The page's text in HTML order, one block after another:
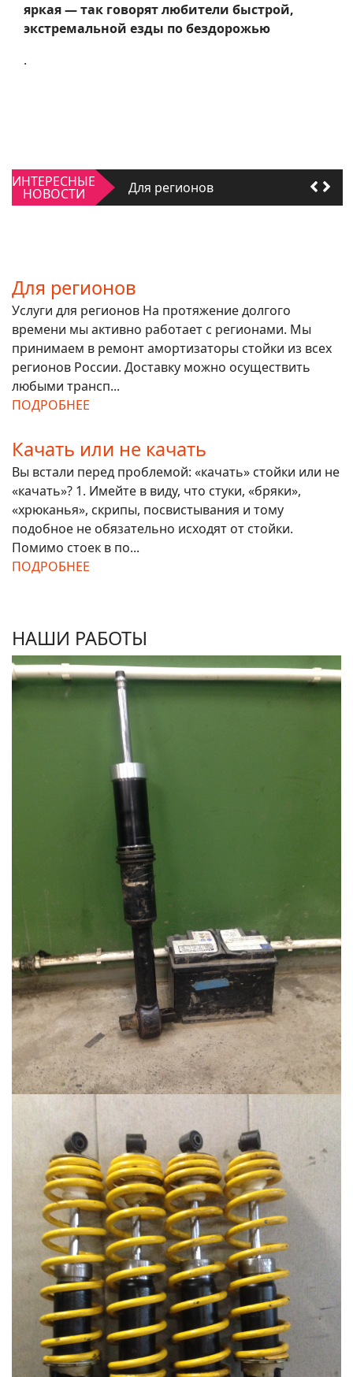
яркая — так говорят любители быстрой,
экстремальной езды по бездорожью
.
ИНТЕРЕСНЫЕ
НОВОСТИ Для регионов
Для регионов
Услуги для регионов На протяжение долгого
времени мы активно работает с регионами. Мы
принимаем в ремонт амортизаторы стойки из всех
регионов России. Доставку можно осуществить
любыми трансп...
ПОДРОБНЕЕ
Качать или не качать
Вы встали перед проблемой: «качать» стойки или не
«качать»? 1. Имейте в виду, что стуки, «бряки»,
«хрюканья», скрипы, посвистывания и тому
подобное не обязательно исходят от стойки.
Помимо стоек в по...
ПОДРОБНЕЕ
НАШИ РАБОТЫ